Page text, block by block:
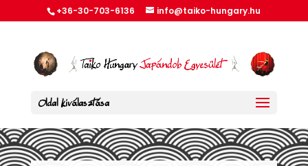
+36-30-703-6136 info@taiko-hungary.hu
Oldal kiválasztása